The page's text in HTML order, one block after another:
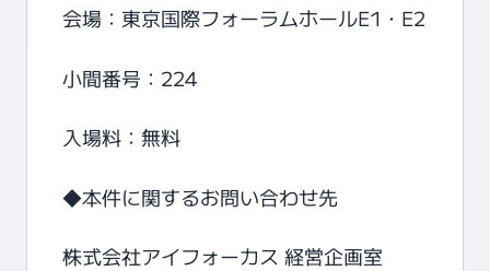
会場：東京国際フォーラムホールE1・E2
小間番号：224
入場料：無料
◆本件に関するお問い合わせ先
株式会社アイフォーカス 経営企画室